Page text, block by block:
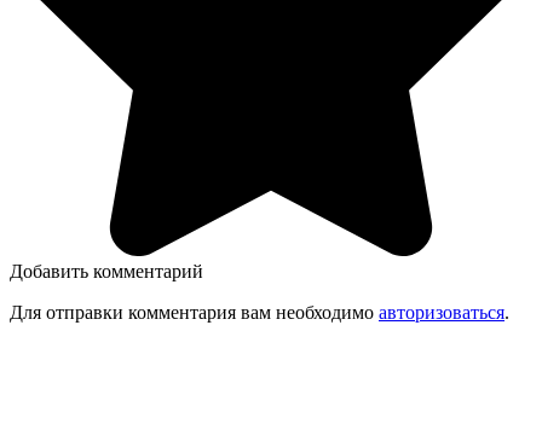
Добавить комментарий
Для отправки комментария вам необходимо авторизоваться.